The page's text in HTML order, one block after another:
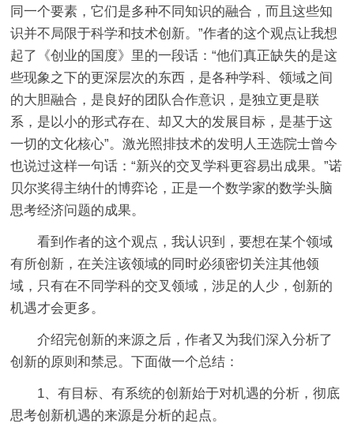
同一个要素，它们是多种不同知识的融合，而且这些知
识并不局限于科学和技术创新。”作者的这个观点让我想
起了《创业的国度》里的一段话：“他们真正缺失的是这
些现象之下的更深层次的东西，是各种学科、领域之间
的大胆融合，是良好的团队合作意识，是独立更是联
系，是以小的形式存在、却又大的发展目标，是基于这
一切的文化核心”。激光照排技术的发明人王选院士曾今
也说过这样一句话：“新兴的交叉学科更容易出成果。”诺
贝尔奖得主纳什的博弈论，正是一个数学家的数学头脑
思考经济问题的成果。
看到作者的这个观点，我认识到，要想在某个领域
有所创新，在关注该领域的同时必须密切关注其他领
域，只有在不同学科的交叉领域，涉足的人少，创新的
机遇才会更多。
介绍完创新的来源之后，作者又为我们深入分析了
创新的原则和禁忌。下面做一个总结：
1、有目标、有系统的创新始于对机遇的分析，彻底
思考创新机遇的来源是分析的起点。